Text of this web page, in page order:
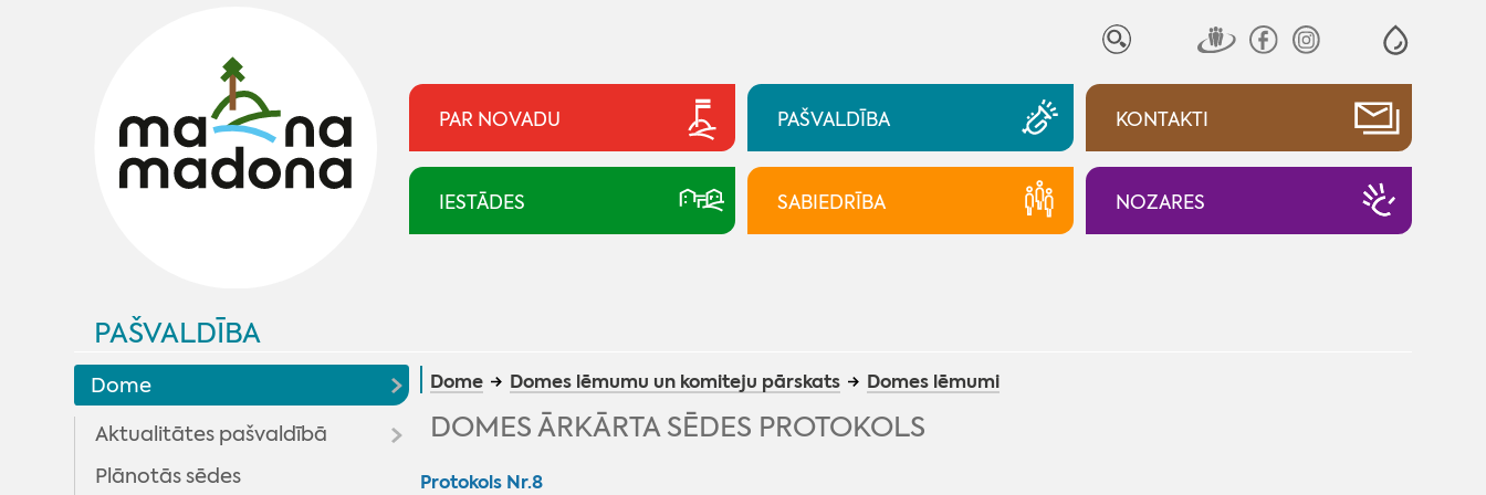
PAR NOVADU PAŠVALDĪBA KONTAKTI
IESTĀDES SABIEDRĪBA NOZARES
PAŠVALDĪBA
Dome
Aktualitātes pašvaldībā
Pašvaldība skaidro
Plānotās sēdes
Dome Domes lēmumu un komiteju pārskats Domes lēmumi
DOMES ĀRKĀRTA SĒDES PROTOKOLS
Protokols Nr.8